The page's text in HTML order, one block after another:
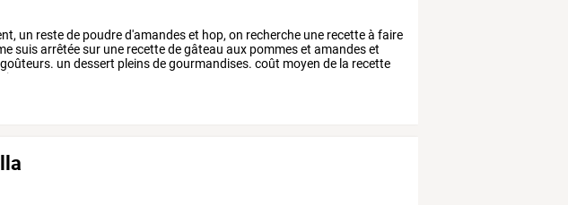
un restede poudred'amandeset hop, on recherche une recetteà faire
suisarrêtéesur une recettedegâteau aux pommeset amandeset
goûteurs. un dessert pleinsdegourmandises. coût moyen de la recette